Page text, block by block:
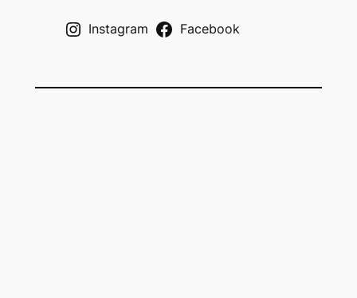
Instagram Facebook